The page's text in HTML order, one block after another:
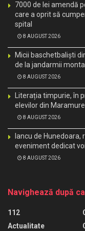
7000 de lei amendă
care a oprit să
spital
8 AUGUST 2026
Micii baschetbaliști
de la jandarmii
8 AUGUST 2026
Literația timpurie, în
elevilor din
8 AUGUST 2026
Iancu de
eveniment dedicat
8 AUGUST 2026
Navighează după
112
Actualitate